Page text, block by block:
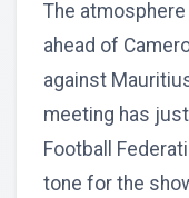
The
ahead of
against
meeting has
Football
tone for the